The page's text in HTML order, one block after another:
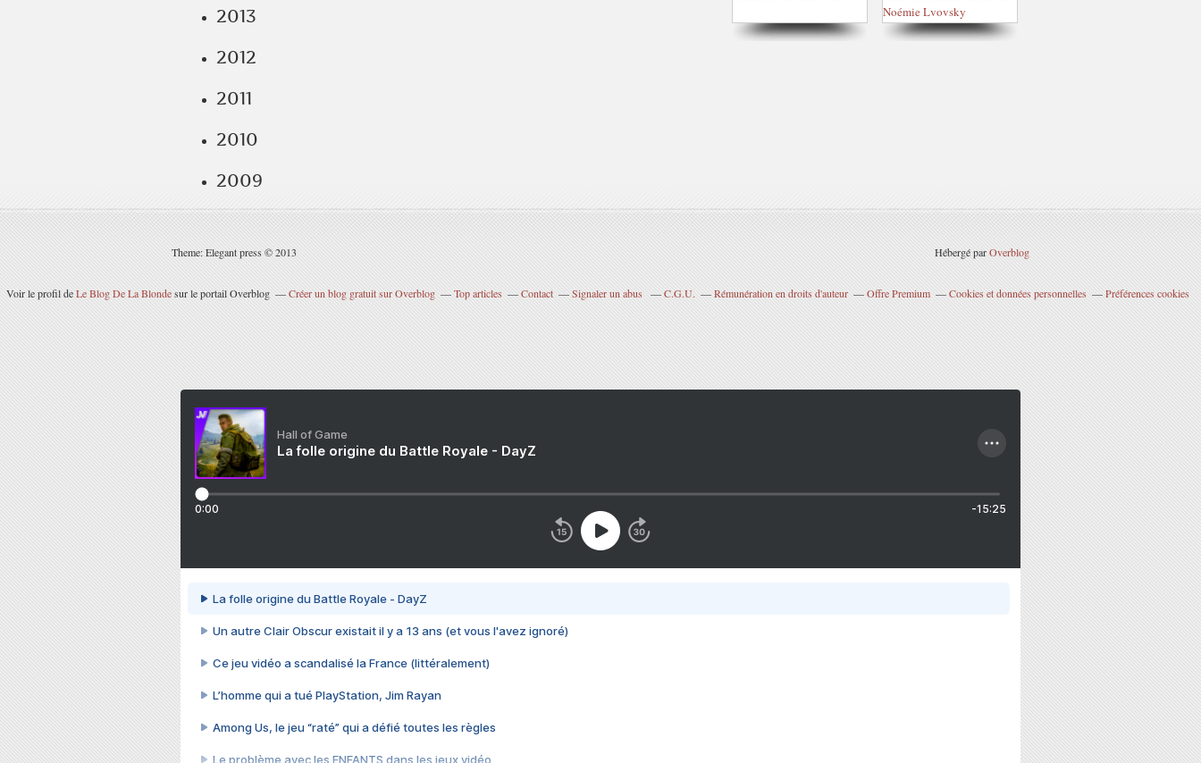
2013
2012
2011
2010
2009
Theme: Elegant press © 2013 Hébergé parOverblog
Voir le profil deLe Blog De La Blondesur le portail Overblog Créer un blog gratuit sur Overblog Top articles Contact Signaler un abus C.G.U. Rémunération en droits d'auteur Offre Premium Cookies et données personnelles Préférences cookies
Hall of Game
La folle origine du Battle Royale - DayZ
0:00 -15:25
La folle origine du Battle Royale - DayZ
Un autre Clair Obscur existait il y a 13 ans (et vous l'avez ignoré)
Ce jeu vidéo a scandalisé la France (littéralement)
L’homme qui a tué PlayStation, Jim Rayan
Among Us, le jeu “raté” qui a défié toutes les règles
Le problème avec les ENFANTS dans les jeux vidéo